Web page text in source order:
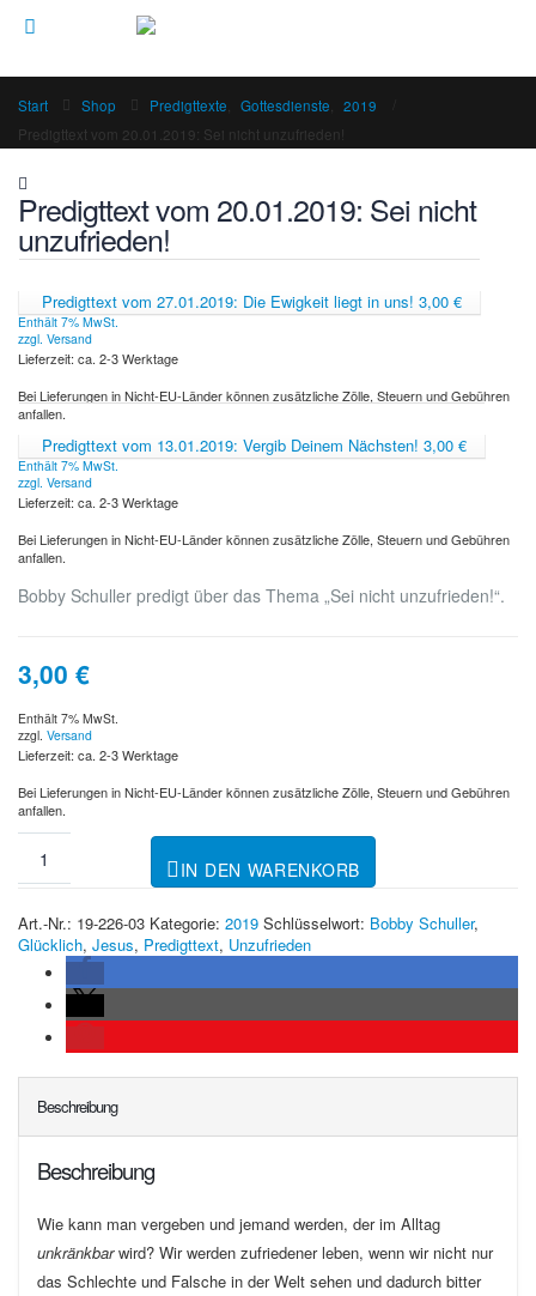
Start Shop Predigttexte Gottesdienste
2019
Predigttext vom 20.01.2019: Sei nicht unzufrieden!
Predigttext vom 20.01.2019: Sei nicht
unzufrieden!
Predigttext vom 27.01.2019: Die Ewigkeit liegt in uns! 3,00 €
Enthält 7% MwSt.
zzgl. Versand
Lieferzeit: ca. 2-3 Werktage
Bei Lieferungen in Nicht-EU-Länder können zusätzliche Zölle, Steuern und Gebühren
anfallen.
Predigttext vom 13.01.2019: Vergib Deinem Nächsten! 3,00 €
Enthält 7% MwSt.
zzgl. Versand
Lieferzeit: ca. 2-3 Werktage
Bei Lieferungen in Nicht-EU-Länder können zusätzliche Zölle, Steuern und Gebühren
anfallen.
Bobby Schuller predigt über das Thema „Sei nicht unzufrieden!“.
3,00 €
Enthält 7% MwSt.
zzgl. Versand
Lieferzeit: ca. 2-3 Werktage
Bei Lieferungen in Nicht-EU-Länder können zusätzliche Zölle, Steuern und Gebühren
anfallen.
IN DEN WARENKORB
Art.-Nr.: 19-226-03 Kategorie: 2019 Schlüsselwort: Bobby Schuller,
Glücklich, Jesus, Predigttext, Unzufrieden
Beschreibung
Beschreibung
Wie kann man vergeben und jemand werden, der im Alltag
unkränkbarwird? Wir werden zufriedener leben, wenn wir nicht nur
das Schlechte und Falsche in der Welt sehen und dadurch bitter